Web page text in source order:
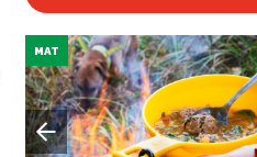
MAT